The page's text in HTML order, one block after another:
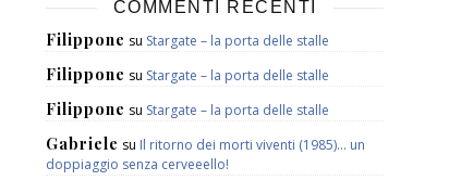
COMMENTI RECENTI
Filippone su Stargate – la porta delle stalle
Filippone su Stargate – la porta delle stalle
Filippone su Stargate – la porta delle stalle
Gabriele su Il ritorno dei morti viventi (1985)… un
doppiaggio senza cerveeello!